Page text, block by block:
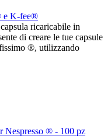
e K-fee®
ricaricabile in
di creare le tue capsule
®, utilizzando